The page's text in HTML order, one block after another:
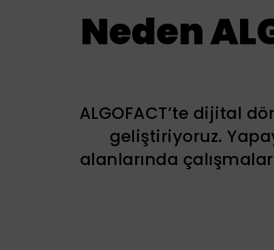
Neden
ALGOFACT’te dijital
geliştiriyoruz.
alanlarında